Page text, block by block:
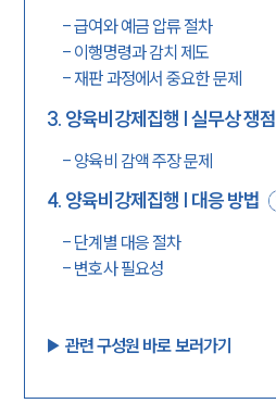
-급여와 예금 압류 절차
- 이행명령과 감치 제도
- 재판 과정에서 중요한 문제
3. 양육비강제집행 | 실무상 쟁점
- 양육비 감액 주장 문제
4. 양육비강제집행 | 대응 방법
- 단계별 대응 절차
- 변호사 필요성
▶︎ 관련 구성원 바로 보러가기